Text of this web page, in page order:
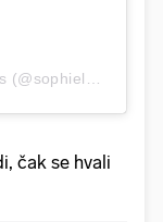
čak se hvali